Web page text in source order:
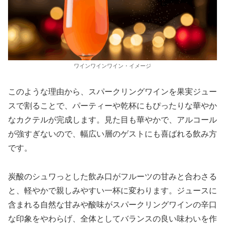
ワインワインワイン・イメージ
このような理由から、スパークリングワインを果実ジュー
スで割ることで、パーティーや乾杯にもぴったりな華やか
なカクテルが完成します。見た目も華やかで、アルコール
が強すぎないので、幅広い層のゲストにも喜ばれる飲み方
です。
炭酸のシュワっとした飲み口がフルーツの甘みと合わさる
と、軽やかで親しみやすい一杯に変わります。ジュースに
含まれる自然な甘みや酸味がスパークリングワインの辛口
な印象をやわらげ、全体としてバランスの良い味わいを作